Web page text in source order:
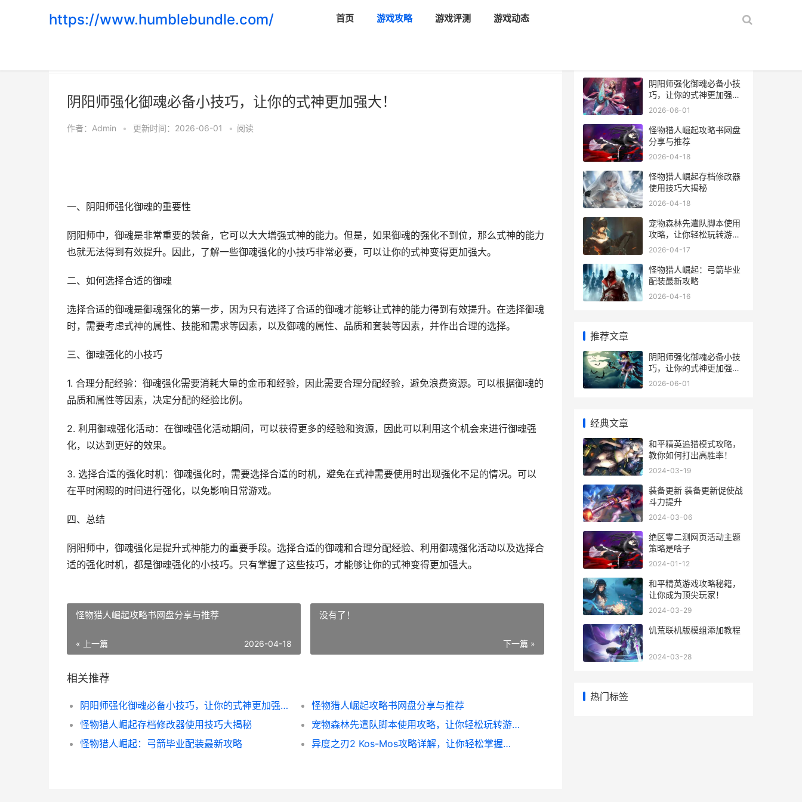
https://www.humblebundle.com/ 首页 游戏攻略 游戏评测 游戏动态
阴阳师强化御魂必备小技巧，让你的式神更加强大！
作者： Admin • 更新时间：2026-06-01 • 阅读
一、阴阳师强化御魂的重要性
阴阳师中，御魂是非常重要的装备，它可以大大增强式神的能力。但是，如果御魂的强化不到位，那么式神的能力
也就无法得到有效提升。因此，了解一些御魂强化的小技巧非常必要，可以让你的式神变得更加强大。
二、如何选择合适的御魂
选择合适的御魂是御魂强化的第一步，因为只有选择了合适的御魂才能够让式神的能力得到有效提升。在选择御魂
时，需要考虑式神的属性、技能和需求等因素，以及御魂的属性、品质和套装等因素，并作出合理的选择。
三、御魂强化的小技巧
1. 合理分配经验：御魂强化需要消耗大量的金币和经验，因此需要合理分配经验，避免浪费资源。可以根据御魂的
品质和属性等因素，决定分配的经验比例。
2. 利用御魂强化活动：在御魂强化活动期间，可以获得更多的经验和资源，因此可以利用这个机会来进行御魂强
化，以达到更好的效果。
3. 选择合适的强化时机：御魂强化时，需要选择合适的时机，避免在式神需要使用时出现强化不足的情况。可以
在平时闲暇的时间进行强化，以免影响日常游戏。
四、总结
阴阳师中，御魂强化是提升式神能力的重要手段。选择合适的御魂和合理分配经验、利用御魂强化活动以及选择合
适的强化时机，都是御魂强化的小技巧。只有掌握了这些技巧，才能够让你的式神变得更加强大。
怪物猎人崛起攻略书网盘分享与推荐
« 上一篇 2026-04-18
没有了！
下一篇 »
相关推荐
阴阳师强化御魂必备小技巧，让你的式神更加强大！
怪物猎人崛起攻略书网盘分享与推荐
怪物猎人崛起存档修改器使用技巧大揭秘
宠物森林先遣队脚本使用攻略，让你轻松玩转游戏！
怪物猎人崛起：弓箭毕业配装最新攻略
异度之刃2 Kos-Mos攻略详解，让你轻松掌握战斗技巧
阴阳师强化御魂必备小技
巧，让你的式神更加强
大！
2026-06-01
怪物猎人崛起攻略书网盘
分享与推荐
2026-04-18
怪物猎人崛起存档修改器
使用技巧大揭秘
2026-04-18
宠物森林先遣队脚本使用
攻略，让你轻松玩转游
戏！
2026-04-17
怪物猎人崛起：弓箭毕业
配装最新攻略
2026-04-16
推荐文章
阴阳师强化御魂必备小技
巧，让你的式神更加强
大！
2026-06-01
经典文章
和平精英追猎模式攻略，
教你如何打出高胜率！
2024-03-19
装备更新 装备更新促使战
斗力提升
2024-03-06
绝区零二测网页活动主题
策略是啥子
2024-01-12
和平精英游戏攻略秘籍，
让你成为顶尖玩家！
2024-03-29
饥荒联机版模组添加教程
2024-03-28
热门标签